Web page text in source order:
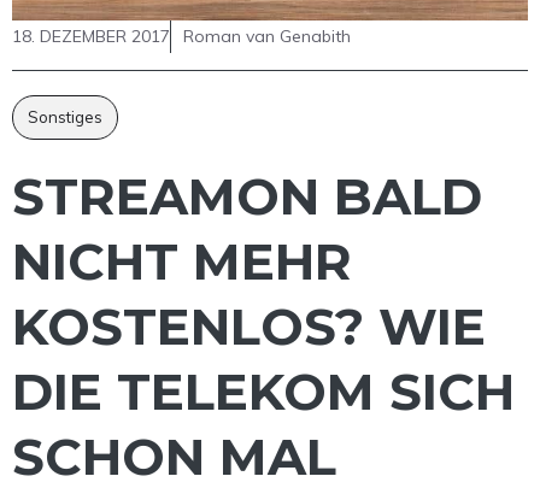
18. DEZEMBER 2017 Roman van Genabith
Sonstiges
STREAMON BALD
NICHT MEHR
KOSTENLOS? WIE
DIE TELEKOM SICH
SCHON MAL